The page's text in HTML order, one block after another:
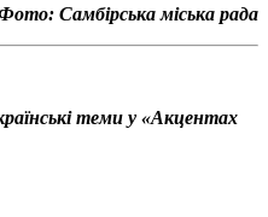
Самбірська міська рада
теми у «Акцентах